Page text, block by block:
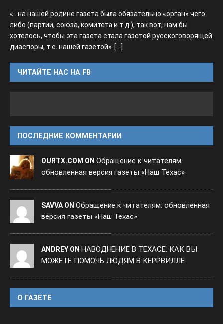
«...на нашей родине газета была обязательно «орган» чего-
либо (партии, союза, комитета и т.д.), так вот, нам бы
хотелось, чтобы эта газета стала газетой русскоговорящей
диаспоры, т.е. нашей газетой». [...]
ЧИТАЙТЕ НАС НА FB
ПОСЛЕДНИЕ КОММЕНТАРИИ
OURTX.COM ON Обращение к читателям:
обновленная версия газеты «Наш Техас»
SAVVA ON Обращение к читателям: обновленная
версия газеты «Наш Техас»
ANDREY ON НАВОДНЕНИЕ В ТЕХАСЕ: КАК ВЫ
МОЖЕТЕ ПОМОЧЬ ЛЮДЯМ В КЕРРВИЛЛЕ
O ГАЗЕТЕ